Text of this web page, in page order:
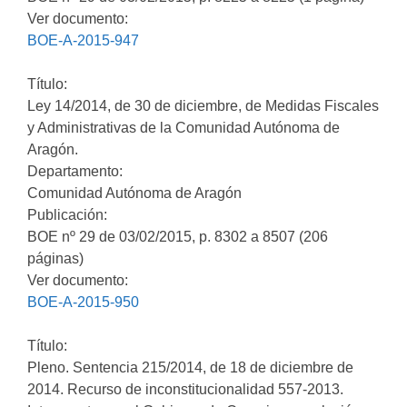
Ver documento:
BOE-A-2015-947
Título:
Ley 14/2014, de 30 de diciembre, de Medidas Fiscales
y Administrativas de la Comunidad Autónoma de
Aragón.
Departamento:
Comunidad Autónoma de Aragón
Publicación:
BOE nº 29 de 03/02/2015, p. 8302 a 8507 (206
páginas)
Ver documento:
BOE-A-2015-950
Título:
Pleno. Sentencia 215/2014, de 18 de diciembre de
2014. Recurso de inconstitucionalidad 557-2013.